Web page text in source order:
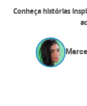
Conheça histórias